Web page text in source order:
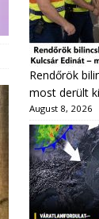
Rendőrök
most derült
August 8, 2026